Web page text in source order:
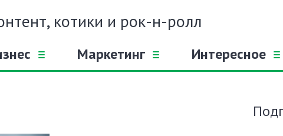
котики и рок-н-ролл
Маркетинг Интересное